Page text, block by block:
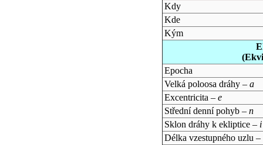
Kdy
Kde
Kým
Epocha
Velká poloosa dráhy – a
Excentricita – e
Střední denní pohyb – n
Sklon dráhy k ekliptice – i
Délka vzestupného uzlu –